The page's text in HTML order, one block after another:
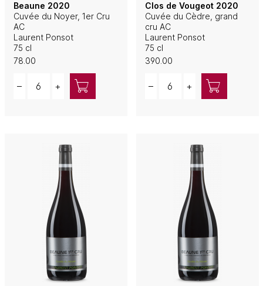
Beaune 2020
Cuvée du Noyer, 1er Cru
AC
Laurent Ponsot
75 cl
78.00
– +
Clos de Vougeot 2020
Cuvée du Cèdre, grand
cru AC
Laurent Ponsot
75 cl
390.00
– +